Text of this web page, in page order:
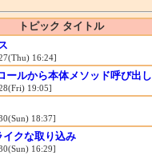
トピック タイトル
16:24]
ールから本体メソッド呼び出し
19:05]
18:37]
クな取り込み
16:29]